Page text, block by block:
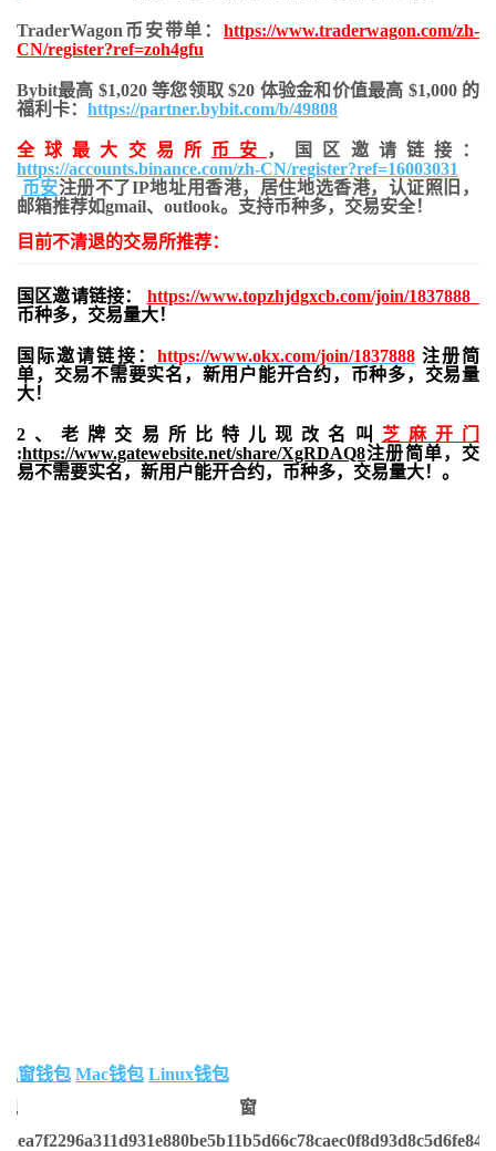
TraderWagon币安带单： https://www.traderwagon.com/zh-
CN/register?ref=zoh4gfu
Bybit最高 $1,020 等您领取 $20 体验金和价值最高 $1,000 的
福利卡： https://partner.bybit.com/b/49808
全球最大交易所 币安
，国区邀请链接：
https://accounts.binance.com/zh-CN/register?ref=16003031
币安注册不了IP地址用香港，居住地选香港，认证照旧，
邮箱推荐如gmail、outlook。支持币种多，交易安全！
目前不清退的交易所推荐：
国区邀请链接： https://www.topzhjdgxcb.com/join/1837888
币种多，交易量大！
国际邀请链接： https://www.okx.com/join/1837888注册简
单，交易不需要实名，新用户能开合约， 币种多，交易量
大！
2、老牌交易所比特儿现改名叫 芝麻开门
:https://www.gatewebsite.net/share/XgRDAQ8注册简单，交
易不需要实名，新用户能开合约，币种多，交易量大！。
视窗钱包 Mac钱包 Linux钱包
视窗：
5aea7f2296a311d931e880be5b11b5d66c78caec0f8d93d8c5d6fe84b